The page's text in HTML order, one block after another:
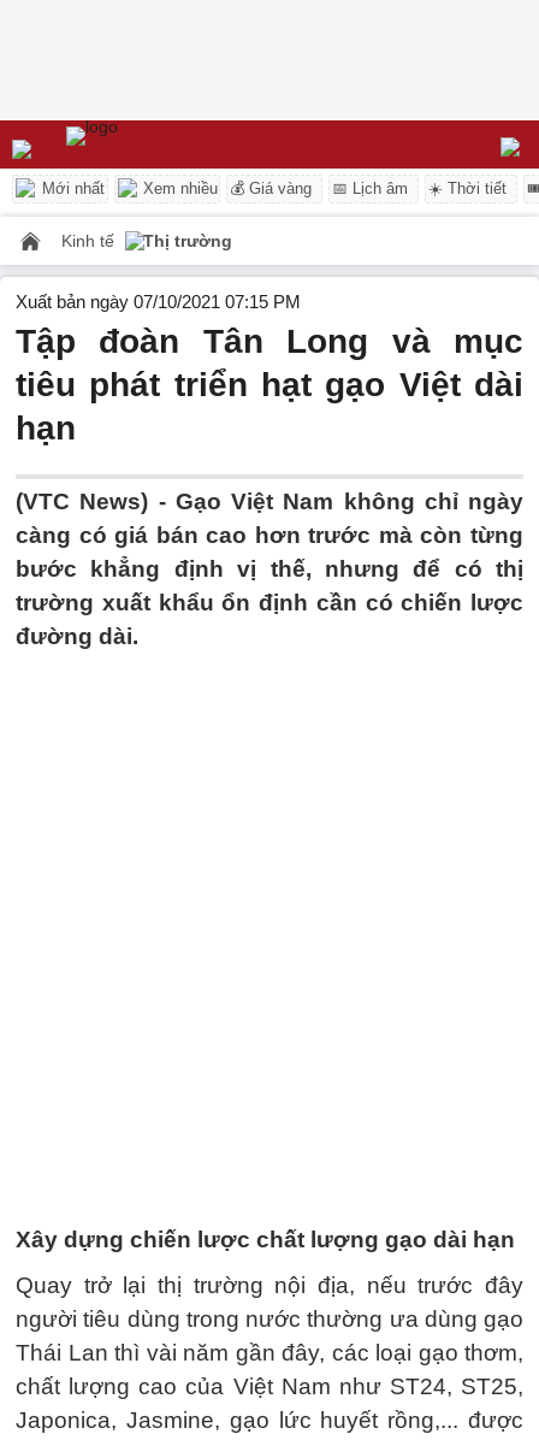
Mới nhất Xem nhiều 💰 Giá vàng 📅 Lịch âm ☀️ Thời tiết
Kinh tế Thị trường
Xuất bản ngày 07/10/2021 07:15 PM
Tập đoàn Tân Long và mục
tiêu phát triển hạt gạo Việt dài
hạn
(VTC News) - Gạo Việt Nam không chỉ ngày
càng có giá bán cao hơn trước mà còn từng
bước khẳng định vị thế, nhưng để có thị
trường xuất khẩu ổn định cần có chiến lược
đường dài.
Xây dựng chiến lược chất lượng gạo dài hạn
Quay trở lại thị trường nội địa, nếu trước đây
người tiêu dùng trong nước thường ưa dùng gạo
Thái Lan thì vài năm gần đây, các loại gạo thơm,
chất lượng cao của Việt Nam như ST24, ST25,
Japonica, Jasmine, gạo lức huyết rồng,... được